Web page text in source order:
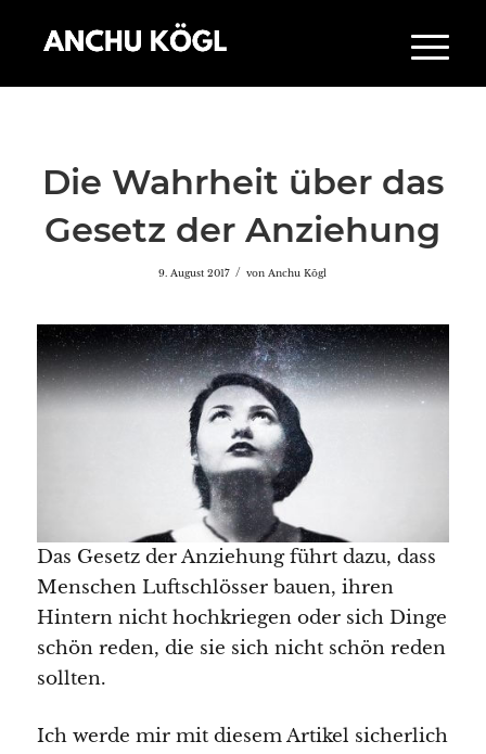
Die Wahrheit über das
Gesetz der Anziehung
9. August 2017 / vonAnchu Kögl
Das Gesetz der Anziehung führt dazu, dass
Menschen Luftschlösser bauen, ihren
Hintern nicht hochkriegen oder sich Dinge
schön reden, die sie sich nicht schön reden
sollten.
Ich werde mir mit diesem Artikel sicherlich